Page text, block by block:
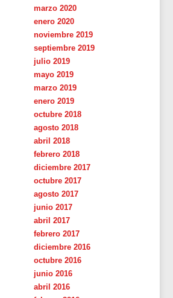
marzo 2020
enero 2020
noviembre 2019
septiembre 2019
julio 2019
mayo 2019
marzo 2019
enero 2019
octubre 2018
agosto 2018
abril 2018
febrero 2018
diciembre 2017
octubre 2017
agosto 2017
junio 2017
abril 2017
febrero 2017
diciembre 2016
octubre 2016
junio 2016
abril 2016